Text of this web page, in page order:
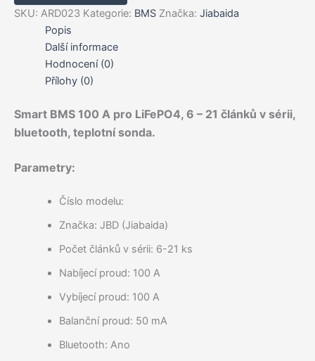
21S,
Lifepo4,
bluetooth,
RS485,
teplotní
množství
SKU: ARD023 Kategorie: BMS Značka: Jiabaida
Popis
Další informace
Hodnocení (0)
Přílohy (0)
Smart BMS 100 A pro LiFePO4, 6 – 21 článků v sérii,
bluetooth, teplotní sonda.
Parametry:
Číslo modelu:
Značka: JBD (Jiabaida)
Počet článků v sérii: 6-21 ks
Nabíjecí proud: 100 A
Vybíjecí proud: 100 A
Balanční proud: 50 mA
Bluetooth: Ano